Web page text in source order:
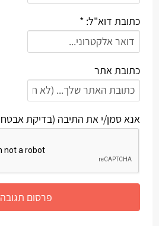
כתובת דוא"ל: *
כתובת אתר
אנא סמן/י את התיבה (בדיקת